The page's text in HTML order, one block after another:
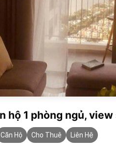
hộ 1 phòng ngủ,
Căn Hộ Cho Thuê Liên Hệ